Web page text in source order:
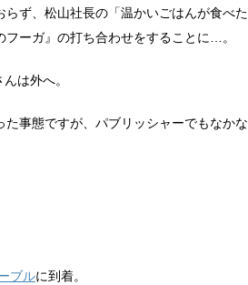
ず、松山社長の「温かいごはんが食べた
ーガ』の打ち合わせをすることに…。
は外へ。
事態ですが、パブリッシャーでもなかな
ブルに到着。